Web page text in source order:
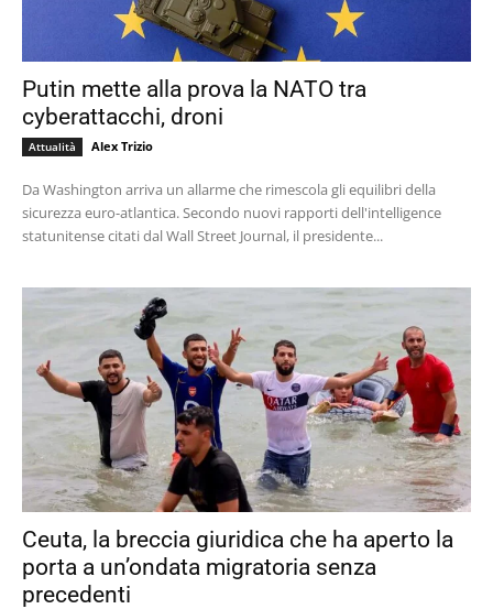
Putin mette alla prova la NATO tra
cyberattacchi, droni
Attualità Alex Trizio
Da Washington arriva un allarme che rimescola gli equilibri della
sicurezza euro-atlantica. Secondo nuovi rapporti dell'intelligence
statunitense citati dal Wall Street Journal, il presidente...
Ceuta, la breccia giuridica che ha aperto la
porta a un’ondata migratoria senza
precedenti